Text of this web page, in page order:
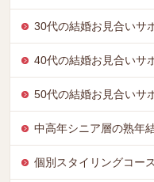
30代の結婚お見合いサ
40代の結婚お見合いサ
50代の結婚お見合いサ
中高年シニア層の熟年
個別スタイリングコース